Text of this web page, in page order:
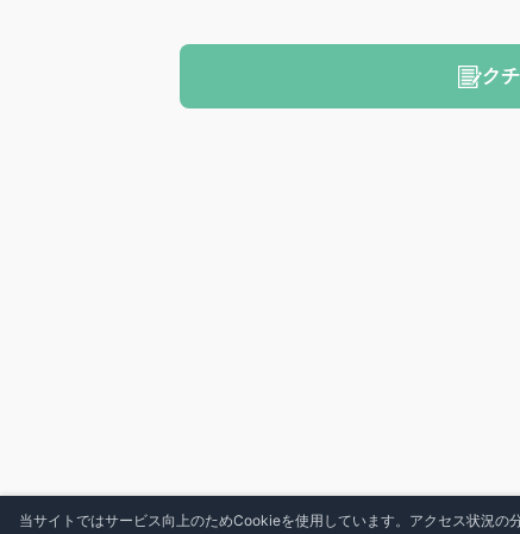
ク
当サイトではサービス向上のためCookieを使用しています。アクセス状況の